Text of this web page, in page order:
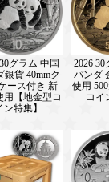
グラム 中国
銀貨 40mmク
ース付き 新
用【地金型コ
ン特集】
2026
パンダ
使用
コイ